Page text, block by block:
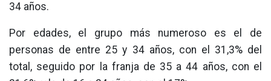
34 años.
Por edades, el grupo más numeroso es el de
personas de entre 25 y 34 años, con el 31,3% del
total, seguido por la franja de 35 a 44 años, con el